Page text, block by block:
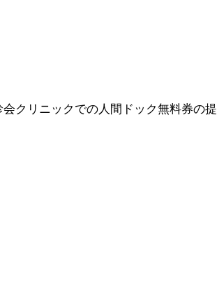
クリニックでの人間ドック無料券の提